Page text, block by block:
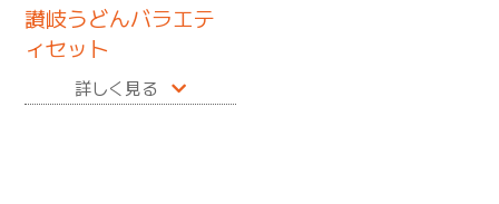
讃岐うどんバラエテ
ィセット
詳しく見る